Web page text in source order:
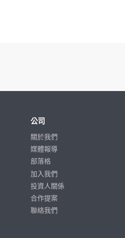
公司
關於我們
媒體報導
部落格
加入我們
投資人關係
合作提案
聯絡我們